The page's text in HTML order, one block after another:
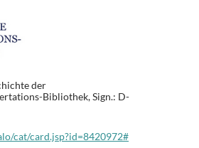
der
Bibliothek, Sign.: D-
cat/card.jsp?id=8420972#